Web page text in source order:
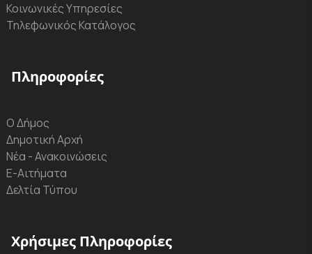
Κοινωνικές Υπηρεσίες
Τηλεφωνικός Κατάλογος
Πληροφορίες
Ο Δήμος
Δημοτική Αρχή
Νέα - Ανακοινώσεις
Ε-Αιτήματα
Δελτία Τύπου
Χρήσιμες Πληροφορίες